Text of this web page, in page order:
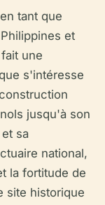
tant que
et
une
s'intéresse
jusqu'à son
sa
national,
la fortitude de
site historique